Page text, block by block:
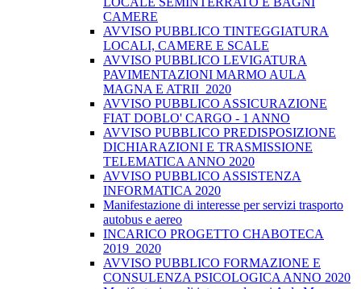
CAMERE
AVVISO PUBBLICO TINTEGGIATURA
LOCALI, CAMERE E SCALE
AVVISO PUBBLICO LEVIGATURA
PAVIMENTAZIONI MARMO AULA
MAGNA E ATRII_2020
AVVISO PUBBLICO ASSICURAZIONE
FIAT DOBLO' CARGO - 1 ANNO
AVVISO PUBBLICO PREDISPOSIZIONE
DICHIARAZIONI E TRASMISSIONE
TELEMATICA ANNO 2020
AVVISO PUBBLICO ASSISTENZA
INFORMATICA 2020
Manifestazione di interesse per servizi trasporto
autobus e aereo
INCARICO PROGETTO CHABOTECA
2019_2020
AVVISO PUBBLICO FORMAZIONE E
CONSULENZA PSICOLOGICA ANNO 2020